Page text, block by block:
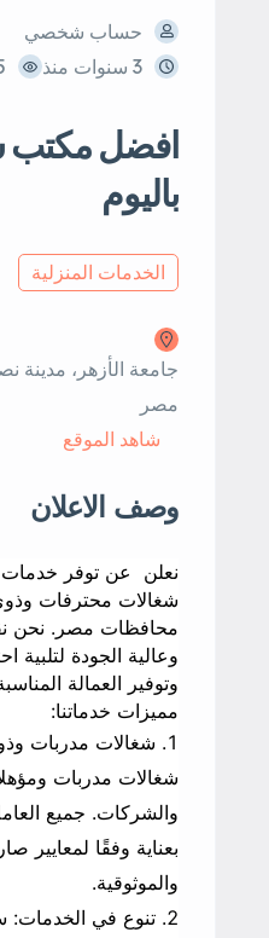
حساب شخصي
3 سنوات منذ
افضل مكتب
باليوم
الخدمات المنزلية
جامعة الأزهر، مدينة
مصر
شاهد الموقع
وصف الاعلان
نعلن عن توفر
شغالات محترفات
محافظات مصر. نحن
وعالية الجودة لتلبية
وتوفير العمالة
مميزات خدماتنا:
شغالات مدربات
شغالات مدربات
والشركات. جميع
بعناية وفقًا لمعايير
والموثوقية.
تنوع في الخدمات: